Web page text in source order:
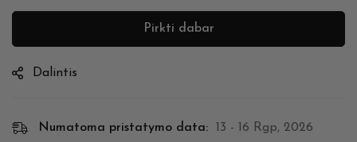
Pirkti dabar
Dalintis
Numatoma pristatymo data: 13 - 16 Rgp, 2026